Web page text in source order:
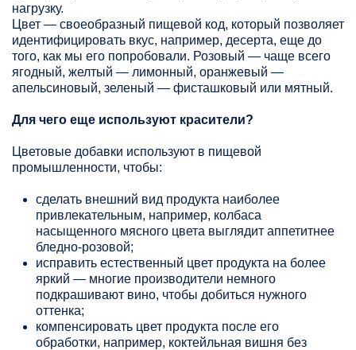
нагрузку.
Цвет — своеобразный пищевой код, который позволяет
идентифицировать вкус, например, десерта, еще до
того, как мы его попробовали. Розовый — чаще всего
ягодный, желтый — лимонный, оранжевый —
апельсиновый, зеленый — фисташковый или мятный.
Для чего еще используют красители?
Цветовые добавки используют в пищевой
промышленности, чтобы:
сделать внешний вид продукта наиболее
привлекательным, например, колбаса
насыщенного мясного цвета выглядит аппетитнее
бледно-розовой;
исправить естественный цвет продукта на более
яркий — многие производители немного
подкрашивают вино, чтобы добиться нужного
оттенка;
компенсировать цвет продукта после его
обработки, например, коктейльная вишня без